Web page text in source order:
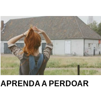
APRENDA A PERDOAR